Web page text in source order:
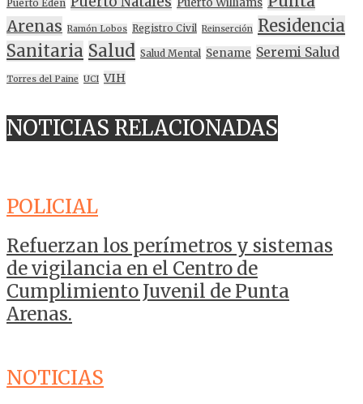
Puerto Edén Puerto Williams
Arenas Ramón Lobos Registro Civil Reinserción Residencia
Sanitaria Salud Salud Mental Sename Seremi Salud
Torres del Paine UCI VIH
NOTICIAS RELACIONADAS
POLICIAL
Refuerzan los perímetros y sistemas
de vigilancia en el Centro de
Cumplimiento Juvenil de Punta
Arenas.
NOTICIAS